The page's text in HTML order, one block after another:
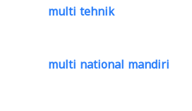
multi tehnik
multi national mandiri